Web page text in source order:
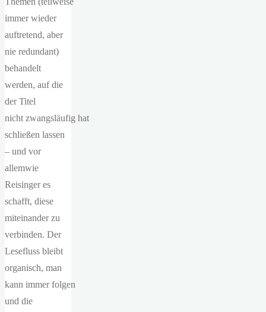
immer wieder
auftretend, aber
nie redundant)
behandelt
werden, auf die
der Titel
nicht zwangsläufig hat
schließen lassen
– und vor
allemwie
Reisinger es
schafft, diese
miteinander zu
verbinden. Der
Lesefluss bleibt
organisch, man
kann immer folgen
und die